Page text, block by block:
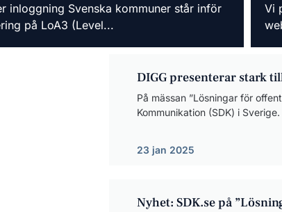
inloggning Svenska kommuner står inför
på LoA3 (Level...
Vi
DIGG presenterar stark
På mässan ”Lösningar för
Kommunikation (SDK) i
23 jan 2025
Nyhet: SDK.se på